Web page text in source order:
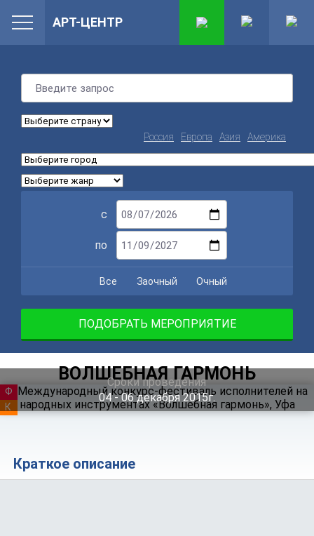
Россия Европа Азия Америка
с
по
Все Заочный Очный
ПОДОБРАТЬ МЕРОПРИЯТИЕ
ВОЛШЕБНАЯ ГАРМОНЬ
Сроки проведения
04 ‐ 06декабря 2015г.
ФЕСТИВАЛЬ
КУРСЫ
Краткое описание
АРТ-ЦЕНТР